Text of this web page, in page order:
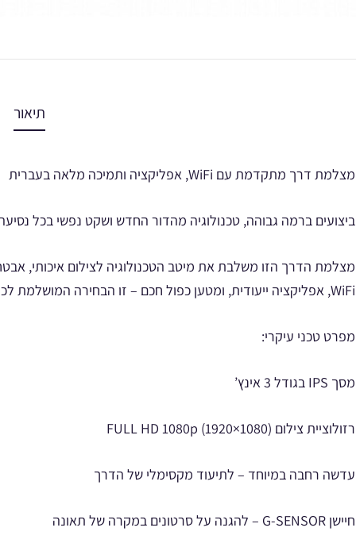
תיאור
מצלמת דרך מתקדמת עם WiFi, אפליקציה ותמיכה מלאה בעברית
ביצועים ברמה גבוהה, טכנולוגיה מהדור החדש ושקט נפשי בכל
WiFi, אפליקציה ייעודית, ומטען כפול חכם – זו הבחירה המושלמת לכל נהג בישראל.
מפרט טכני עיקרי:
מסך IPS בגודל 3 אינץ’
רזולוציית צילום FULL HD 1080p (1920×1080)
עדשה רחבה במיוחד – לתיעוד מקסימלי של הדרך
חיישן G-SENSOR – להגנה על סרטונים במקרה של תאונה